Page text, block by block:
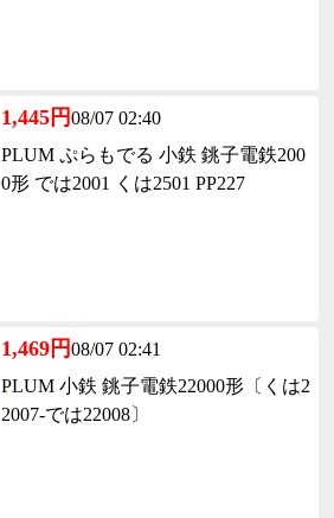
1,445円08/07 02:40
PLUM ぷらもでる 小鉄 銚子電鉄200
0形 では2001 くは2501 PP227
1,469円08/07 02:41
PLUM 小鉄 銚子電鉄22000形〔くは2
2007-では22008〕